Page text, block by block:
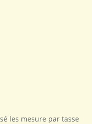
les mesure par tasse